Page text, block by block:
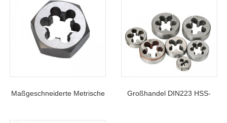
Maßgeschneiderte Metrische Großhandel DIN223 HSS-